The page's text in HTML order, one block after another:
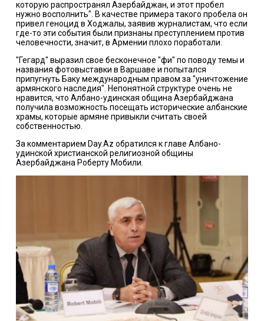
которую распространял Азербайджан, и этот пробел
нужно восполнить". В качестве примера такого пробела он
привел геноцид в Ходжалы, заявив журналистам, что если
где-то эти события были признаны преступлением против
человечности, значит, в Армении плохо поработали.
"Гегард" выразил свое бесконечное "фи" по поводу темы и
названия фотовыставки в Варшаве и попытался
припугнуть Баку международным правом за "уничтожение
армянского наследия". Непонятной структуре очень не
нравится, что Албано-удинская община Азербайджана
получила возможность посещать исторические албанские
храмы, которые армяне привыкли считать своей
собственностью.
За комментарием Day.Az обратился к главе Албано-
удинской христианской религиозной общины
Азербайджана Роберту Мобили.